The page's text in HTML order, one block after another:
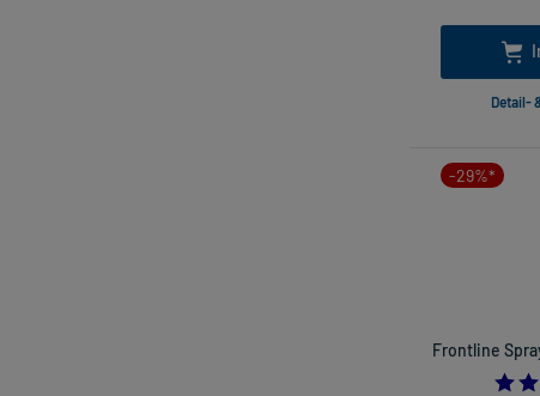
Detail-
-29%*
Frontline